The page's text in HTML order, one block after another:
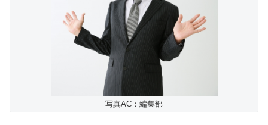
写真AC：編集部